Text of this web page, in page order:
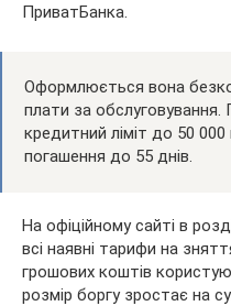
ПриватБанка.
Оформлюється вона
плати за обслуговування.
кредитний ліміт до 50 000
погашення до 55 днів.
На офіційному сайті в
всі наявні тарифи на
грошових коштів
розмір боргу зростає на